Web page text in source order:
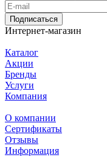
Подписаться
Интернет-магазин
Каталог
Акции
Бренды
Услуги
Компания
О компании
Сертификаты
Отзывы
Информация